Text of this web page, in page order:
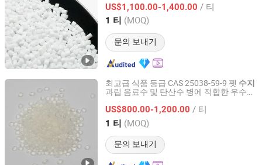
US$1,100.00-1,400.00 / 티
1 티 (MOQ)
문의 보내기
Hebei, China 이후 2024
최고급 식품 등급 CAS 25038-59-9 펫 수지
과립 음료수 및 탄산수 병에 적합한 우수한
US$800.00-1,200.00 / 티
1 티 (MOQ)
문의 보내기
Shandong Chunsheng Chemical Technology Co.,Ltd
Shandong, China 이후 2025